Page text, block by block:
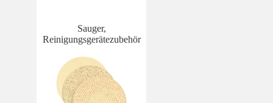
Sauger,
Reinigungsgerätezubehör